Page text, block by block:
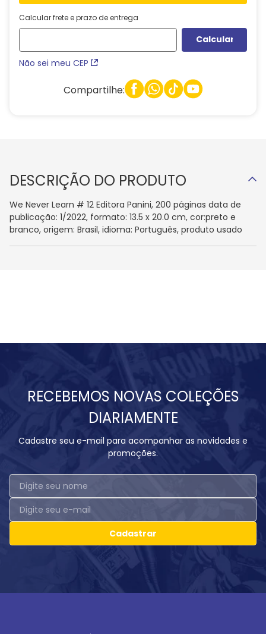
Calcular frete e prazo de entrega
Não sei meu CEP
DESCRIÇÃO DO PRODUTO
publicação: 1/2022, formato: 13.5 x 20.0 cm, cor:preto e
branco, origem: Brasil, idioma: Português, produto usado
RECEBEMOS NOVAS COLEÇÕES
DIARIAMENTE
Cadastre seu e-mail para acompanhar as novidades e
promoções.